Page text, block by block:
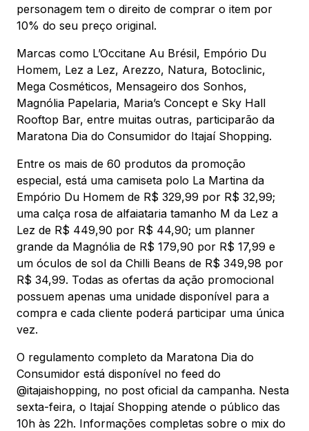
personagem tem o direito de comprar o item por
10% do seu preço original.
Marcas como L’Occitane Au Brésil, Empório Du
Homem, Lez a Lez, Arezzo, Natura, Botoclinic,
Mega Cosméticos, Mensageiro dos Sonhos,
Magnólia Papelaria, Maria’s Concept e Sky Hall
Rooftop Bar, entre muitas outras, participarão da
Maratona Dia do Consumidor do Itajaí Shopping.
Entre os mais de 60 produtos da promoção
especial, está uma camiseta polo La Martina da
Empório Du Homem de R$ 329,99 por R$ 32,99;
uma calça rosa de alfaiataria tamanho M da Lez a
Lez de R$ 449,90 por R$ 44,90; um planner
grande da Magnólia de R$ 179,90 por R$ 17,99 e
um óculos de sol da Chilli Beans de R$ 349,98 por
R$ 34,99. Todas as ofertas da ação promocional
possuem apenas uma unidade disponível para a
compra e cada cliente poderá participar uma única
vez.
O regulamento completo da Maratona Dia do
Consumidor está disponível no feed do
@itajaishopping, no post oficial da campanha. Nesta
sexta-feira, o Itajaí Shopping atende o público das
10h às 22h. Informações completas sobre o mix do